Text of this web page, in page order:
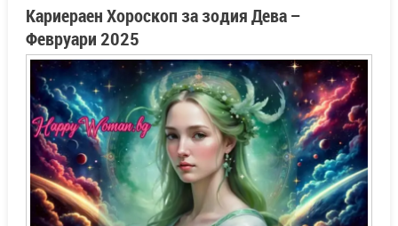
Кариераен Хороскоп за зодия Дева –
Февруари 2025